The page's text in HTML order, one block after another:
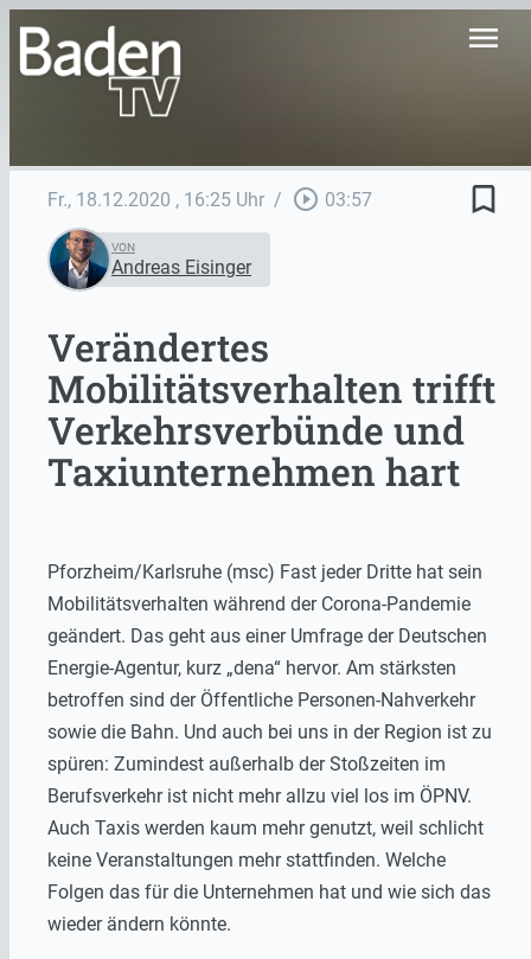
menu
Fr., 18.12.2020 , 16:25 Uhr / play_circle_outline 03:57 bookmark_border
VON
Andreas Eisinger
Verändertes
Mobilitätsverhalten trifft
Verkehrsverbünde und
Taxiunternehmen hart
Pforzheim/Karlsruhe (msc) Fast jeder Dritte hat sein
Mobilitätsverhalten während der Corona-Pandemie
geändert. Das geht aus einer Umfrage der Deutschen
Energie-Agentur, kurz „dena“ hervor. Am stärksten
betroffen sind der Öffentliche Personen-Nahverkehr
sowie die Bahn. Und auch bei uns in der Region ist zu
spüren: Zumindest außerhalb der Stoßzeiten im
Berufsverkehr ist nicht mehr allzu viel los im ÖPNV.
Auch Taxis werden kaum mehr genutzt, weil schlicht
keine Veranstaltungen mehr stattfinden. Welche
Folgen das für die Unternehmen hat und wie sich das
wieder ändern könnte.